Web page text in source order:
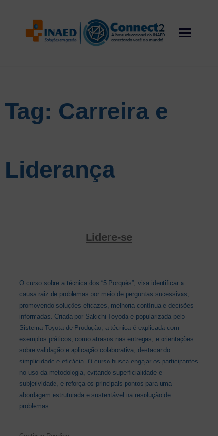
Tag: Carreira e
Liderança
Lidere-se
O curso sobre a técnica dos “5 Porquês”, visa identificar a
causa raiz de problemas por meio de perguntas sucessivas,
promovendo soluções eficazes, melhoria contínua e decisões
informadas. Criada por Sakichi Toyoda e popularizada pelo
Sistema Toyota de Produção, a técnica é explicada com
exemplos práticos, como atrasos nas entregas, e orientações
sobre validação e aplicação colaborativa, destacando
simplicidade e eficácia. O curso busca engajar os participantes
no uso da metodologia, evitando superficialidade e
subjetividade, e reforça os principais pontos para uma
abordagem estruturada e sustentável na resolução de
problemas.